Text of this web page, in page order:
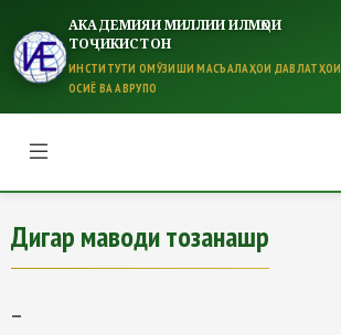
АКАДЕМИЯИ МИЛЛИИ ИЛМҲОИ
ТОҶИКИСТОН
ИНСТИТУТИ ОМӮЗИШИ МАСЪАЛАҲОИ ДАВЛАТҲОИ
ОСИЁ ВА АВРУПО
Дигар маводи тозанашр
Дигар маводи тозанашр
—